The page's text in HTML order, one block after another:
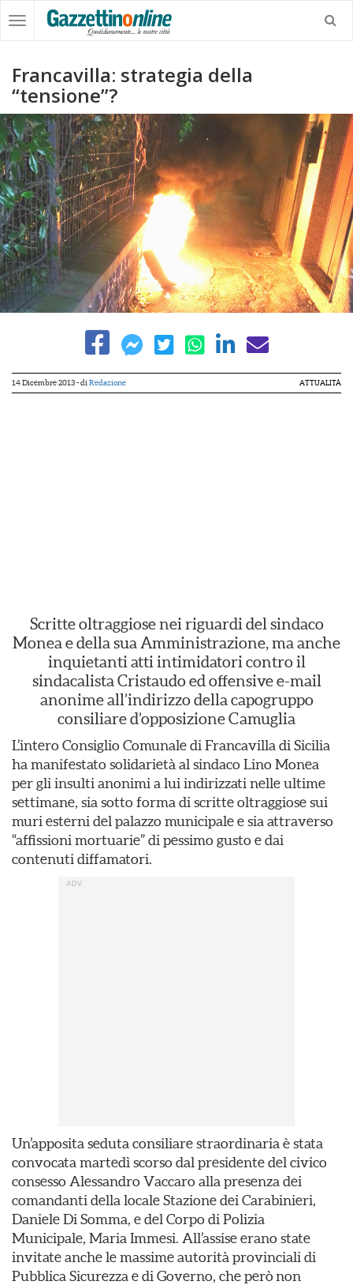
Francavilla: strategia della
“tensione”?
14 Dicembre 2013- di Redazione ATTUALITÀ
Scritte oltraggiose nei riguardi del sindaco
Monea e della sua Amministrazione, ma anche
inquietanti atti intimidatori contro il
sindacalista Cristaudo ed offensive e-mail
anonime all’indirizzo della capogruppo
consiliare d’opposizione Camuglia
L’intero Consiglio Comunale di Francavilla di Sicilia
ha manifestato solidarietà al sindaco Lino Monea
per gli insulti anonimi a lui indirizzati nelle ultime
settimane, sia sotto forma di scritte oltraggiose sui
muri esterni del palazzo municipale e sia attraverso
“affissioni mortuarie” di pessimo gusto e dai
contenuti diffamatori.
Un’apposita seduta consiliare straordinaria è stata
convocata martedì scorso dal presidente del civico
consesso Alessandro Vaccaro alla presenza dei
comandanti della locale Stazione dei Carabinieri,
Daniele Di Somma, e del Corpo di Polizia
Municipale, Maria Immesi. All’assise erano state
invitate anche le massime autorità provinciali di
Pubblica Sicurezza e di Governo, che però non